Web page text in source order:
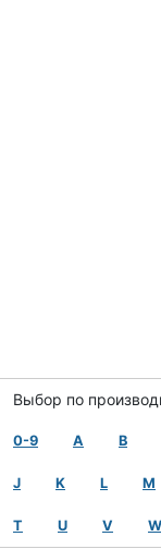
Выбор по
0-9 A B
J K L M
T U V W